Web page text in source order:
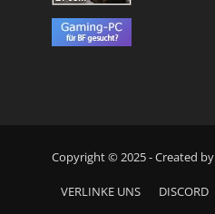
Copyright © 2025 - Created by
VERLINKE UNS DISCORD